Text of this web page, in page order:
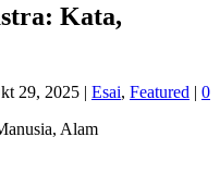
Kata,
29, 2025 | Esai, Featured | 0